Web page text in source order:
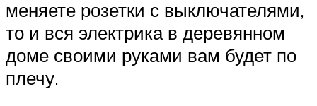
меняете розетки с выключателями,
то и вся электрика в деревянном
доме своими руками вам будет по
плечу.